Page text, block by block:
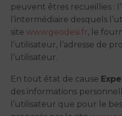
peuvent êtres recueillies :
l’intermédiaire desquels
site www.geodesi.fr, le
l’utilisateur, l’adresse de
l’utilisateur.
En tout état de cause
des informations
l’utilisateur que pour le